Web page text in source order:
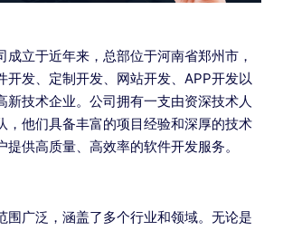
成立于近年来，总部位于河南省郑州市，
开发、定制开发、网站开发、APP开发以
新技术企业。公司拥有一支由资深技术人
，他们具备丰富的项目经验和深厚的技术
提供高质量、高效率的软件开发服务。
围广泛，涵盖了多个行业和领域。无论是